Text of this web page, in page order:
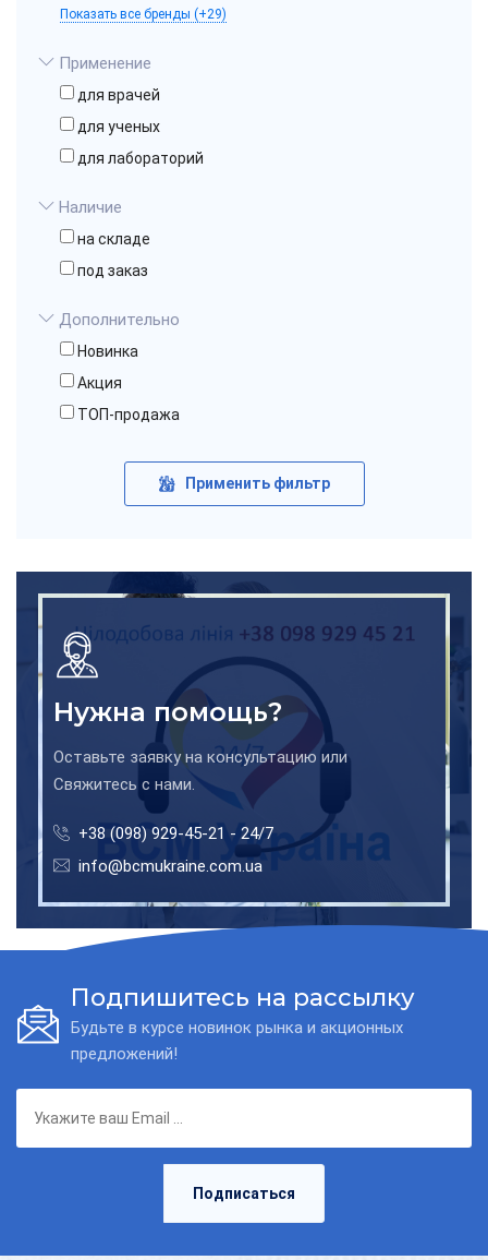
Показать все бренды (+29)
Применение
для врачей
для ученых
для лабораторий
Наличие
на складе
под заказ
Дополнительно
Новинка
Акция
ТОП-продажа
Применить фильтр
Нужна помощь?
Оставьте заявку на консультацию или
Свяжитесь с нами.
+38 (098) 929-45-21 - 24/7
info@bcmukraine.com.ua
Подпишитесь на рассылку
Будьте в курсе новинок рынка и акционных
предложений!
Подписаться